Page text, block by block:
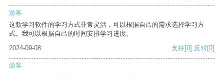
游客
这款学习软件的学习方式非常灵活，可以根据自己的需求选择学习方
式。我可以根据自己的时间安排学习进度。
2024-09-08
支持[0] 反对[0]
游客